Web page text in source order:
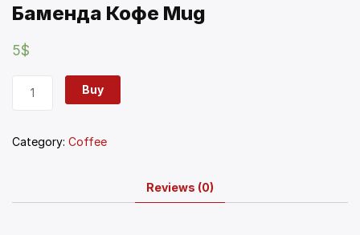
Баменда Кофе Mug
5$
Buy
Category: Coffee
Reviews (0)